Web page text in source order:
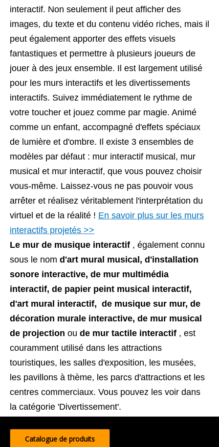
interactif. Non seulement il peut afficher des
images, du texte et du contenu vidéo riches, mais il
peut également apporter des effets visuels
fantastiques et permettre à plusieurs joueurs de
jouer à des jeux ensemble. Il est largement utilisé
pour les murs interactifs et les divertissements
interactifs. Suivez immédiatement le rythme de
votre toucher et jouez comme par magie. Animé
comme un enfant, accompagné d'effets spéciaux
de lumière et d'ombre. Il existe 3 ensembles de
modèles par défaut : mur interactif musical, mur
musical et mur interactif, que vous pouvez choisir
vous-même. Laissez-vous ne pas pouvoir vous
arrêter et réalisez véritablement l'interprétation du
virtuel et de la réalité ! En savoir plus sur les murs
interactifs projetés >>
Le mur de musique interactif , également connu
sous le nom d'art mural musical, d'installation
sonore interactive, de mur multimédia
interactif, de papier peint musical interactif,
d'art mural interactif, de musique sur mur, de
décoration murale interactive, de mur musical
de projection ou de mur tactile interactif , est
couramment utilisé dans les attractions
touristiques, les salles d'exposition, les musées,
les pavillons à thème, les parcs d'attractions et les
centres commerciaux. Vous pouvez les voir dans
la catégorie 'Divertissement'.
Catalogue de produits